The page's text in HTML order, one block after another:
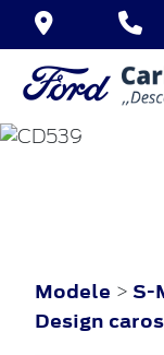
S-
Modele > S-
Design